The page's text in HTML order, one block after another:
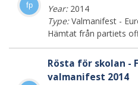
fp Year:2014
Type:Valmanifest -
Hämtat från partiets
Rösta för skolan -
valmanifest 2014